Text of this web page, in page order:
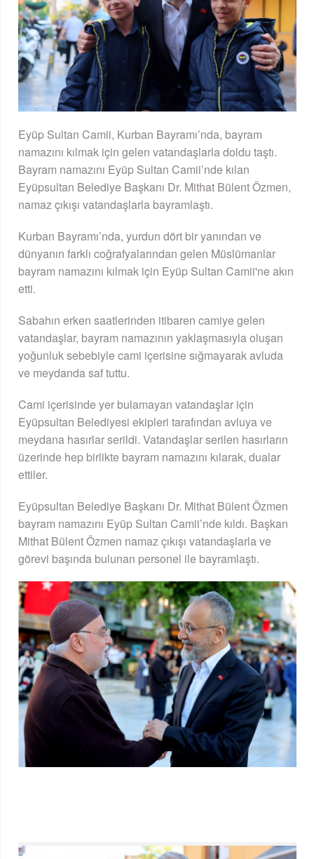
Eyüp Sultan Camii, Kurban Bayramı’nda, bayram
namazını kılmak için gelen vatandaşlarla doldu taştı.
Bayram namazını Eyüp Sultan Camii’nde kılan
Eyüpsultan Belediye Başkanı Dr. Mithat Bülent Özmen,
namaz çıkışı vatandaşlarla bayramlaştı.
Kurban Bayramı’nda, yurdun dört bir yanından ve
dünyanın farklı coğrafyalarından gelen Müslümanlar
bayram namazını kılmak için Eyüp Sultan Camii'ne akın
etti.
Sabahın erken saatlerinden itibaren camiye gelen
vatandaşlar, bayram namazının yaklaşmasıyla oluşan
yoğunluk sebebiyle cami içerisine sığmayarak avluda
ve meydanda saf tuttu.
Cami içerisinde yer bulamayan vatandaşlar için
Eyüpsultan Belediyesi ekipleri tarafından avluya ve
meydana hasırlar serildi. Vatandaşlar serilen hasırların
üzerinde hep birlikte bayram namazını kılarak, dualar
ettiler.
Eyüpsultan Belediye Başkanı Dr. Mithat Bülent Özmen
bayram namazını Eyüp Sultan Camii’nde kıldı. Başkan
Mithat Bülent Özmen namaz çıkışı vatandaşlarla ve
görevi başında bulunan personel ile bayramlaştı.